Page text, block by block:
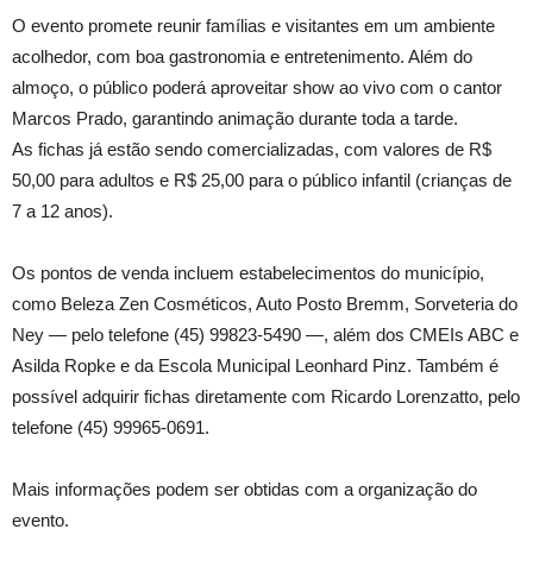
O evento promete reunir famílias e visitantes em um ambiente
acolhedor, com boa gastronomia e entretenimento. Além do
almoço, o público poderá aproveitar show ao vivo com o cantor
Marcos Prado, garantindo animação durante toda a tarde.
As fichas já estão sendo comercializadas, com valores de R$
50,00 para adultos e R$ 25,00 para o público infantil (crianças de
7 a 12 anos).
Os pontos de venda incluem estabelecimentos do município,
como Beleza Zen Cosméticos, Auto Posto Bremm, Sorveteria do
Ney — pelo telefone (45) 99823-5490 —, além dos CMEIs ABC e
Asilda Ropke e da Escola Municipal Leonhard Pinz. Também é
possível adquirir fichas diretamente com Ricardo Lorenzatto, pelo
telefone (45) 99965-0691.
Mais informações podem ser obtidas com a organização do
evento.